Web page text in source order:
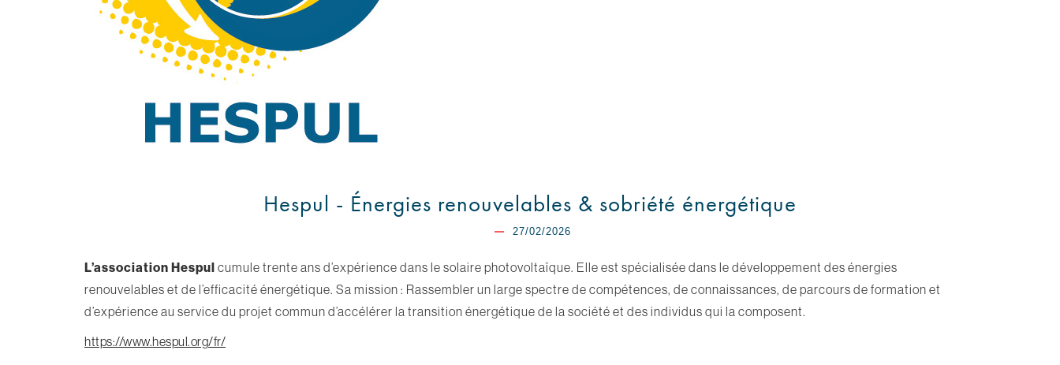
Hespul - Énergies renouvelables & sobriété énergétique
27/02/2026
L’association Hespul cumule trente ans d’expérience dans le solaire photovoltaïque. Elle est spécialisée dans le développement des énergies
renouvelables et de l’efficacité énergétique. Sa mission : Rassembler un large spectre de compétences, de connaissances, de parcours de formation et
d’expérience au service du projet commun d’accélérer la transition énergétique de la société et des individus qui la composent.
https://www.hespul.org/fr/